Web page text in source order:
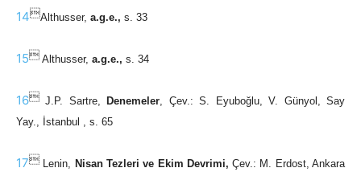
14Althusser, a.g.e., s. 33
15 Althusser, a.g.e., s. 34
16 J.P. Sartre, Denemeler, Çev.: S. Eyuboğlu, V. Günyol, Say
Yay., İstanbul , s. 65
17 Lenin, Nisan Tezleri ve Ekim Devrimi,Çev.: M. Erdost, Ankara